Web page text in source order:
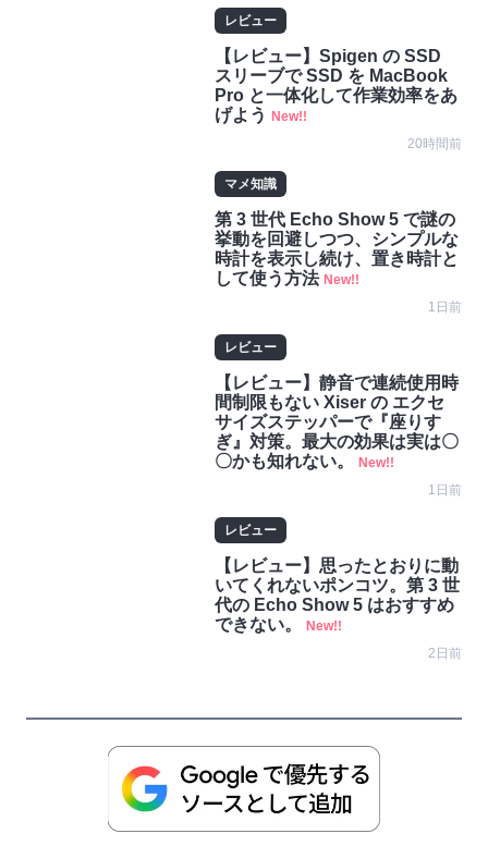
レビュー
【レビュー】Spigen の SSD
スリーブで SSD を MacBook
Pro と一体化して作業効率をあ
げよう
New!!
20時間前
マメ知識
第 3 世代 Echo Show 5 で謎の
挙動を回避しつつ、シンプルな
時計を表示し続け、置き時計と
して使う方法 New!!
1日前
レビュー
【レビュー】静音で連続使用時
間制限もない Xiser の エクセ
サイズステッパーで『座りす
ぎ』対策。最大の効果は実は〇
〇かも知れない。
New!!
1日前
レビュー
【レビュー】思ったとおりに動
いてくれないポンコツ。第 3 世
代の Echo Show 5 はおすすめ
できない。
New!!
2日前